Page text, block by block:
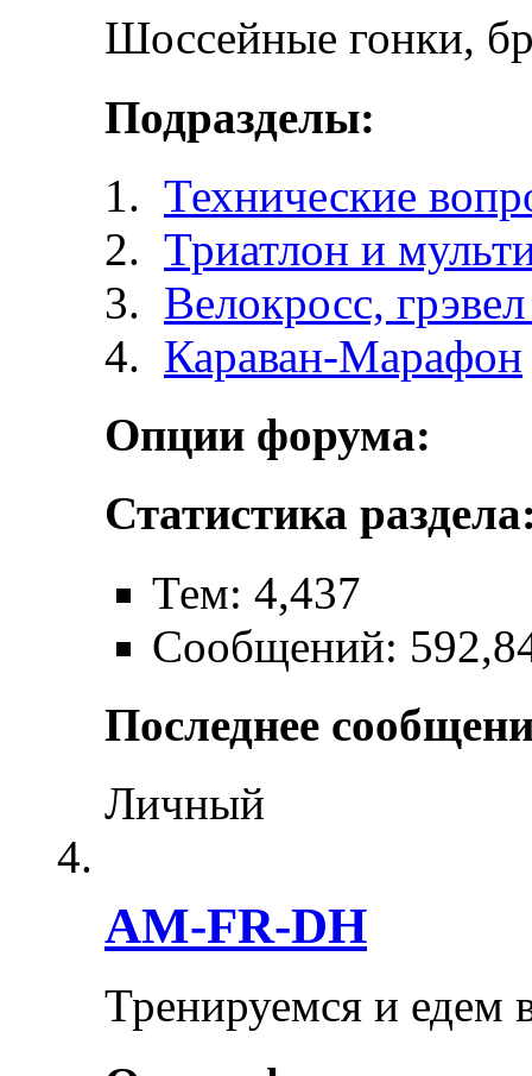
Шоссейные гонки,
Подразделы:
Технические
Триатлон и
Велокросc,
Караван-Марафон
Опции форума:
Статистика
Тем: 4,437
Сообщений:
Последнее
Личный
AM-FR-DH
Тренируемся и едем